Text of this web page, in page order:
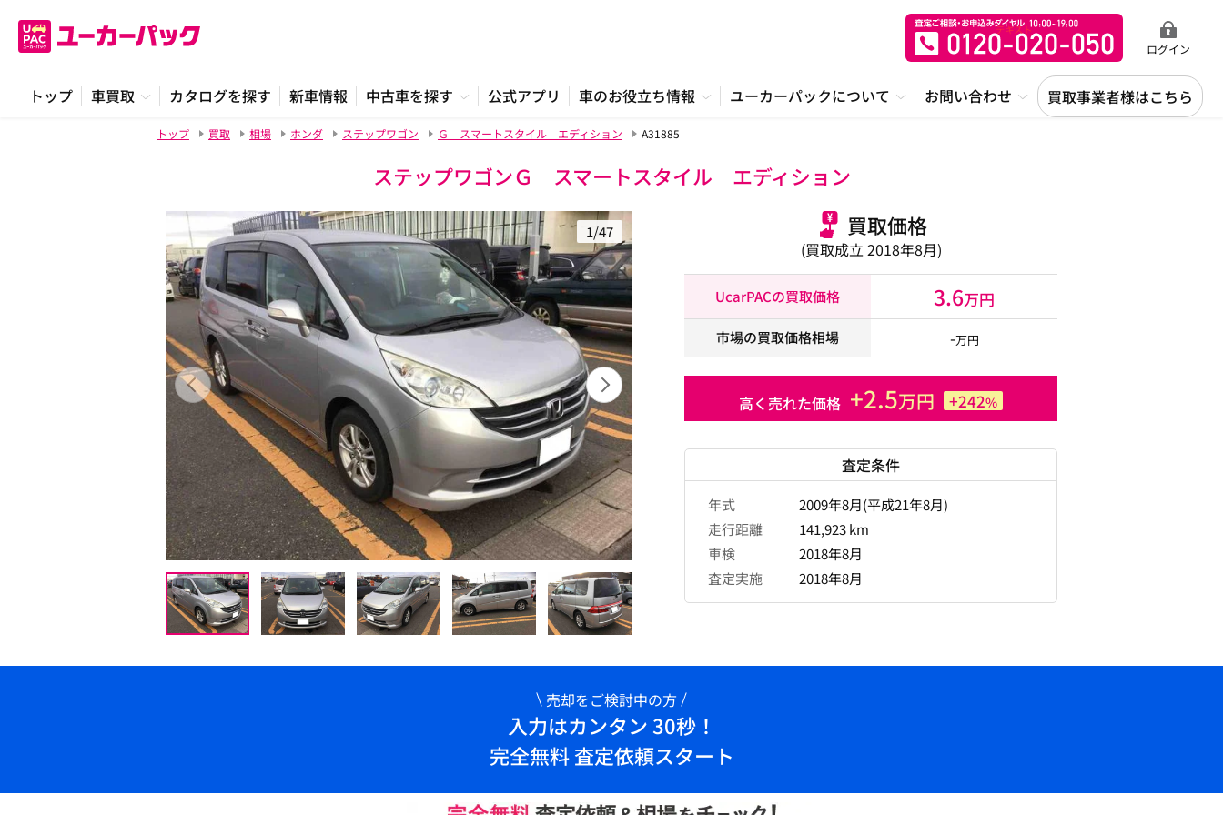
ログイン
トップ 車買取 カタログを探す 新車情報 中古車を探す 公式アプリ 車のお役立ち情報 ユーカーパックについて お問い合わせ 買取事業者様はこちら
トップ 買取 相場 ホンダ ステップワゴン Ｇ スマートスタイル エディション A31885
ステップワゴンＧ スマートスタイル エディション
1/47 買取価格
(買取成立 2018年8月)
UcarPACの買取価格 3.6万円
市場の買取価格相場 -万円
高く売れた価格 +2.5万円 +242%
査定条件
年式
2009年8月(平成21年8月)
走行距離
141,923 km
車検
2018年8月
査定実施
2018年8月
売却をご検討中の方
入力はカンタン 30秒！
完全無料 査定依頼スタート